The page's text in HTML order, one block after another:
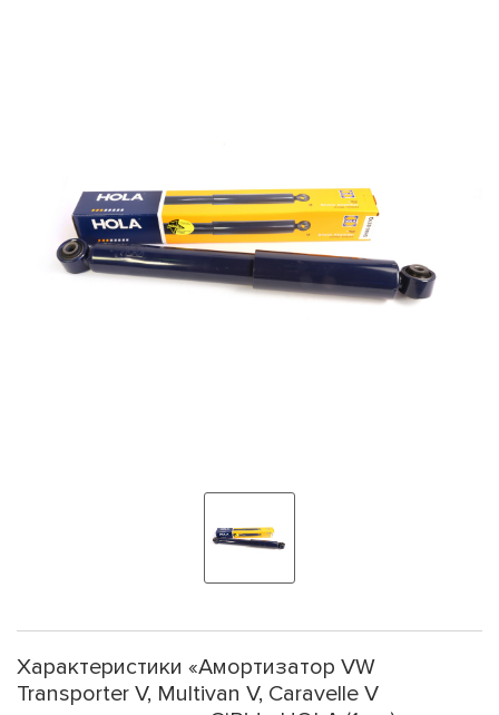
Характеристики «Амортизатор VW
Transporter V, Multivan V, Caravelle V